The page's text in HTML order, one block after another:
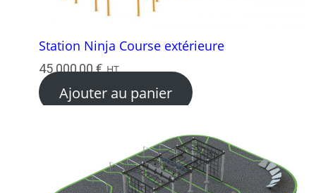
Station Ninja Course extérieure
45 000,00€ HT
Ajouter au panier